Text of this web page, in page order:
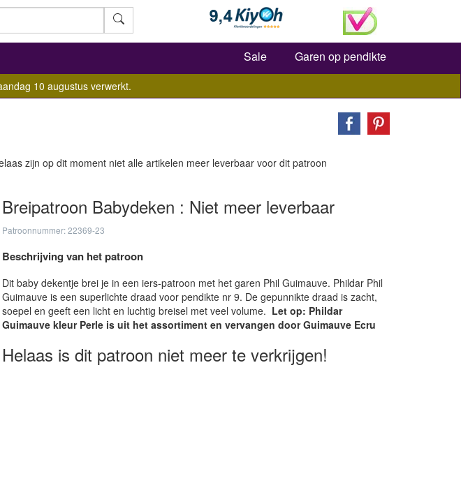
Zoeken
Sale Garen op pendikte
10 augustus verwerkt.
zijn op dit moment niet alle artikelen meer leverbaar voor dit patroon
Breipatroon Babydeken : Niet meer leverbaar
Patroonnummer: 22369-23
Beschrijving van het patroon
Dit baby dekentje brei je in een iers-patroon met het garen Phil Guimauve. Phildar Phil
Guimauve is een superlichte draad voor pendikte nr 9. De gepunnikte draad is zacht,
soepel en geeft een licht en luchtig breisel met veel volume. Let op: Phildar
Guimauve kleur Perle is uit het assortiment en vervangen door Guimauve Ecru
Helaas is dit patroon niet meer te verkrijgen!